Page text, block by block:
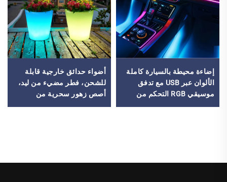
إضاءة محيطة بالسيارة كاملة
الألوان عبر USB مع تدفق
موسيقي RGB التحكم من
أضواء حدائق خارجية قابلة
للشحن، فطر مضيء من ليد،
أصص زهور سحرية من